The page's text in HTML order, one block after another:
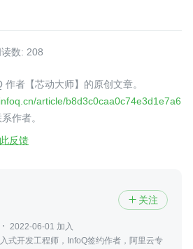
读数: 208
者【芯动大师】的原创文章。
article/b8d3c0caa0c74e3d1e7a6
作者。
反馈
 关注
2022-06-01 加入
式开发工程师，InfoQ签约作者，阿里云专